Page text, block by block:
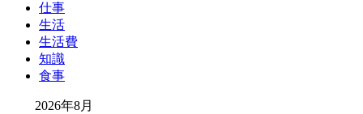
仕事
生活
生活費
知識
食事
2026年8月